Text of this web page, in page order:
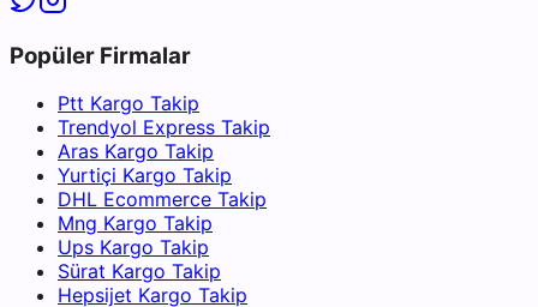
Popüler Firmalar
Ptt Kargo Takip
Trendyol Express Takip
Aras Kargo Takip
Yurtiçi Kargo Takip
DHL Ecommerce Takip
Mng Kargo Takip
Ups Kargo Takip
Sürat Kargo Takip
Hepsijet Kargo Takip